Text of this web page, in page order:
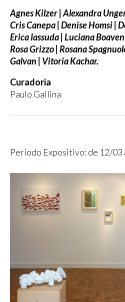
Agnes Kilzer | Alexandra
Cris Canepa | Denise Homsi |
Erica Iassuda | Luciana
Rosa Grizzo | Rosana
Galvan | Vitoria Kachar.
Curadoria
Paulo Gallina
Período Expositivo: de 12/